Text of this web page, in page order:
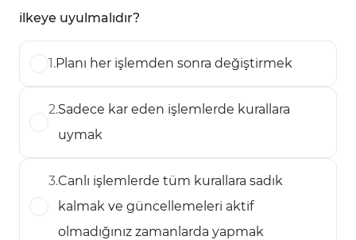
ilkeye uyulmalıdır?
1.Planı her işlemden sonra değiştirmek
2.Sadece kar eden işlemlerde kurallara
uymak
3.Canlı işlemlerde tüm kurallara sadık
kalmak ve güncellemeleri aktif
olmadığınız zamanlarda yapmak